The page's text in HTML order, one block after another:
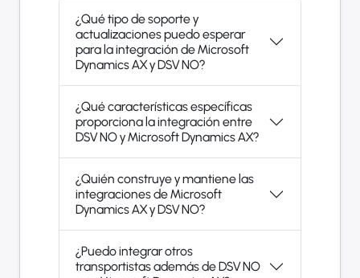
¿Qué tipo de soporte y
actualizaciones puedo esperar
para la integración de Microsoft
Dynamics AX y DSV NO?
¿Qué características específicas
proporciona la integración entre
DSV NO y Microsoft Dynamics AX?
¿Quién construye y mantiene las
integraciones de Microsoft
Dynamics AX y DSV NO?
¿Puedo integrar otros
transportistas además de DSV NO